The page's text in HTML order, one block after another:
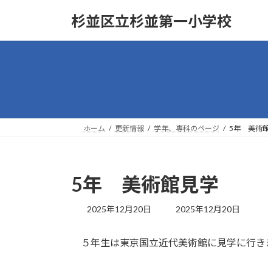
杉並区立杉並第一小学校
ホーム 更新情報 学年、専科のページ 5年 美術
5年 美術館見学
2025年12月20日
最
新
2025年12月20日
５年生は東京国立近代美術館に見学に行き